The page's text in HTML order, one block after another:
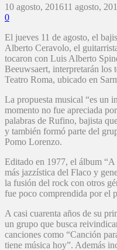
10 agosto, 201611 agosto,
0
El jueves 11 de agosto, el
Alberto Ceravolo, el
tocaron con Luis Alberto
Beeuwsaert, interpretarán los
Teatro Roma, ubicado en
La propuesta musical “es un
momento no fue apreciada
palabras de Rufino, bajista
y también formó parte del
Pomo Lorenzo.
Editado en 1977, el álbum
más jazzística del Flaco y
la fusión del rock con otros
fue poco comprendida por el
A casi cuarenta años de su
un grupo que busca
canciones como “Canción
tiene música hoy”. Además